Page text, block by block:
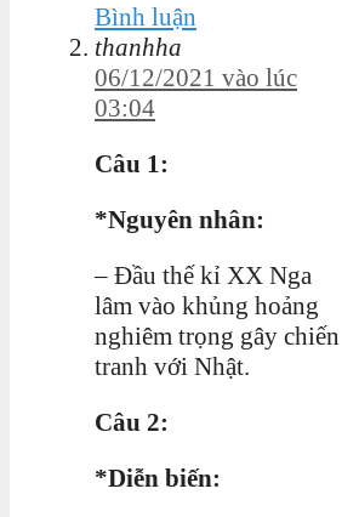
Bình luận
thanhha
06/12/2021 vào lúc
03:04
Câu 1:
*Nguyên nhân:
– Đầu thế kỉ XX Nga
lâm vào khủng hoảng
nghiêm trọng gây chiến
tranh với Nhật.
Câu 2:
*Diễn biến: